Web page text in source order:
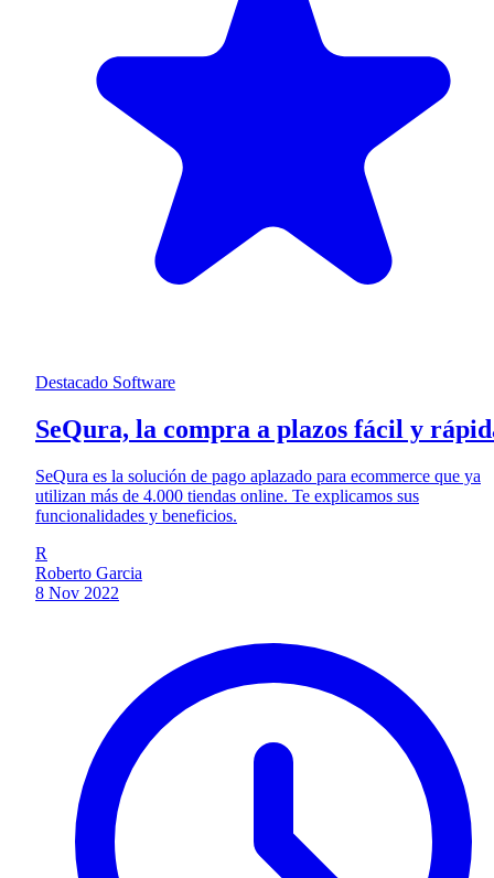
Destacado Software
SeQura, la compra a plazos fácil y
SeQura es la solución de pago aplazado para ecommerce que ya
utilizan más de 4.000 tiendas online. Te explicamos sus
funcionalidades y beneficios.
R
Roberto Garcia
8 Nov 2022